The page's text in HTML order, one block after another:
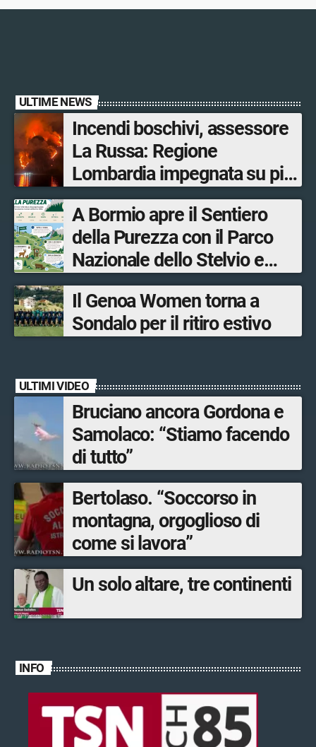
ULTIME NEWS
Incendi boschivi, assessore
La Russa: Regione
Lombardia impegnata su più
fronti, 48 volontari coinvolti
tra le province di Lecco,
Sondrio, Milano e Como
A Bormio apre il Sentiero
della Purezza con il Parco
Nazionale dello Stelvio e
Bormio Tourism
Il Genoa Women torna a
Sondalo per il ritiro estivo
ULTIMI VIDEO
Bruciano ancora Gordona e
Samolaco: “Stiamo facendo
di tutto”
Bertolaso. “Soccorso in
montagna, orgoglioso di
come si lavora”
Un solo altare, tre continenti
INFO